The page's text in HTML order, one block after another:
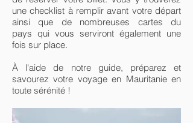
une checklist à remplir avant votre départ
ainsi que de nombreuses cartes du
pays qui vous serviront également une
fois sur place.
À l'aide de notre guide, préparez et
savourez votre voyage en Mauritanie en
toute sérénité !